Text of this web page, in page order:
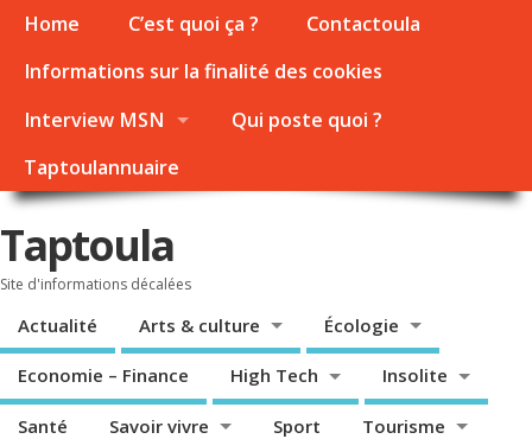
Home C’est quoi ça ?
Contactoula
Informations sur la finalité des cookies
Interview MSN
Qui poste quoi ?
Taptoulannuaire
Taptoula
Site d'informations décalées
Actualité Arts & culture Écologie
Economie – Finance High Tech Insolite
Santé Savoir vivre Sport Tourisme